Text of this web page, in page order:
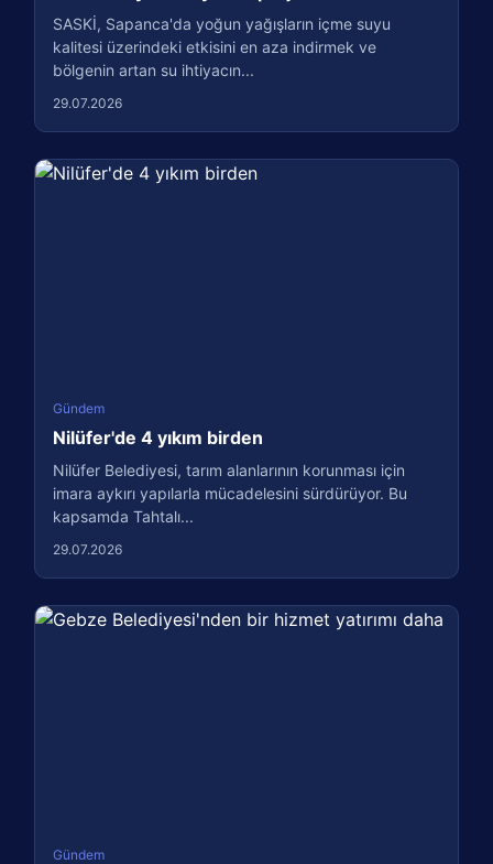
SASKİ, Sapanca'da yoğun yağışların içme suyu
kalitesi üzerindeki etkisini en aza indirmek ve
bölgenin artan su ihtiyacın...
29.07.2026
Gündem
Nilüfer'de 4 yıkım birden
Nilüfer Belediyesi, tarım alanlarının korunması için
imara aykırı yapılarla mücadelesini sürdürüyor. Bu
kapsamda Tahtalı...
29.07.2026
Gündem